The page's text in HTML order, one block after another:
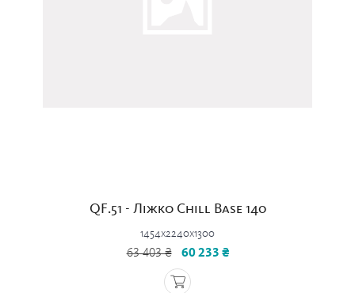
QF.51 - Ліжко Chill Base 140
1454x2240x1300
63 403 ₴ 60 233 ₴